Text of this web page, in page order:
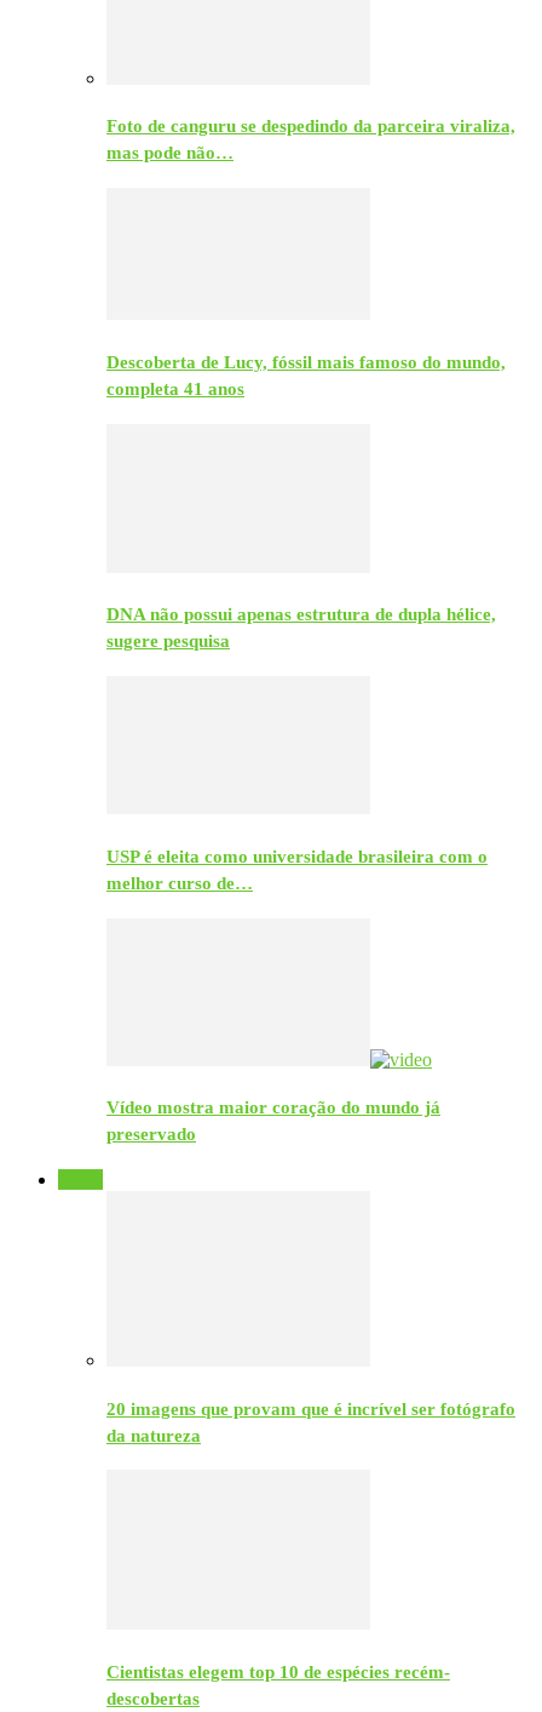
Foto de canguru se despedindo da parceira viraliza,
mas pode não…
Descoberta de Lucy, fóssil mais famoso do mundo,
completa 41 anos
DNA não possui apenas estrutura de dupla hélice,
sugere pesquisa
USP é eleita como universidade brasileira com o
melhor curso de…
Vídeo mostra maior coração do mundo já
preservado
20 imagens que provam que é incrível ser fotógrafo
da natureza
Cientistas elegem top 10 de espécies recém-
descobertas